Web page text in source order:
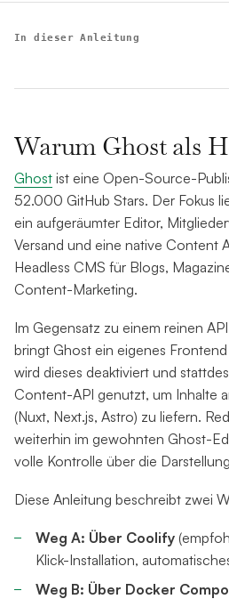
In dieser Anleitung
Warum Ghost als
Ghost ist eine Open-Source-
52.000 GitHub Stars. Der Fokus
ein aufgeräumter Editor,
Versand und eine native Content
Headless CMS für Blogs,
Content-Marketing.
Im Gegensatz zu einem reinen
bringt Ghost ein eigenes
wird dieses deaktiviert und
Content-API genutzt, um Inhalte
(Nuxt, Next.js, Astro) zu liefern.
weiterhin im gewohnten Ghost-
volle Kontrolle über die
Diese Anleitung beschreibt zwei
Weg A: Über Coolify
Klick-Installation,
Weg B: Über Docker